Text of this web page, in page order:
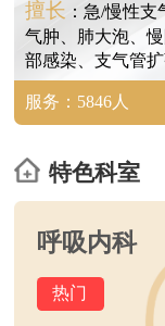
擅长 ：急/慢性
气肿、肺大泡、
部感染、支气管
质纤维化、尘肺
服务：5846人
特色科室
呼吸内科
热门